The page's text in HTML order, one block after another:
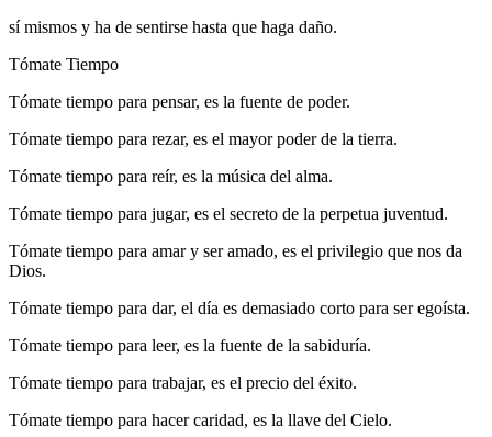
sí mismos y ha de sentirse hasta que haga daño.
Tómate Tiempo
Tómate tiempo para pensar, es la fuente de poder.
Tómate tiempo para rezar, es el mayor poder de la tierra.
Tómate tiempo para reír, es la música del alma.
Tómate tiempo para jugar, es el secreto de la perpetua juventud.
Tómate tiempo para amar y ser amado, es el privilegio que nos da
Dios.
Tómate tiempo para dar, el día es demasiado corto para ser egoísta.
Tómate tiempo para leer, es la fuente de la sabiduría.
Tómate tiempo para trabajar, es el precio del éxito.
Tómate tiempo para hacer caridad, es la llave del Cielo.